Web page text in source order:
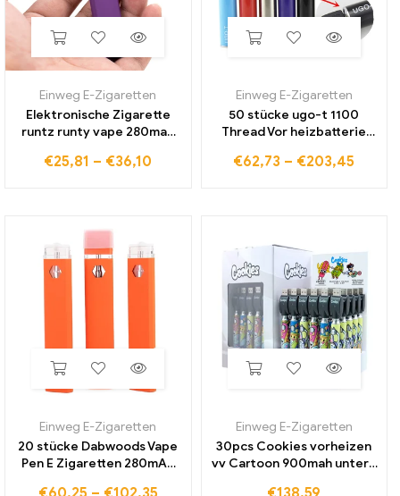
Einweg E-Zigaretten
Elektronische Zigarette
runtz runty vape 280mah
Pods wiederauf ladbare
€25,81 – €36,10
Einweg E-Zigaretten
50 stücke ugo-t 1100
Thread Vor heizbatterie
Micro USB Passth rough
€62,73 – €203,45
Einweg E-Zigaretten
20 stücke Dabwoods Vape
Pen E Zigaretten 280mAh
Einweg E-Zigaretten
30pcs Cookies vorheizen
vv Cartoon 900mah untere